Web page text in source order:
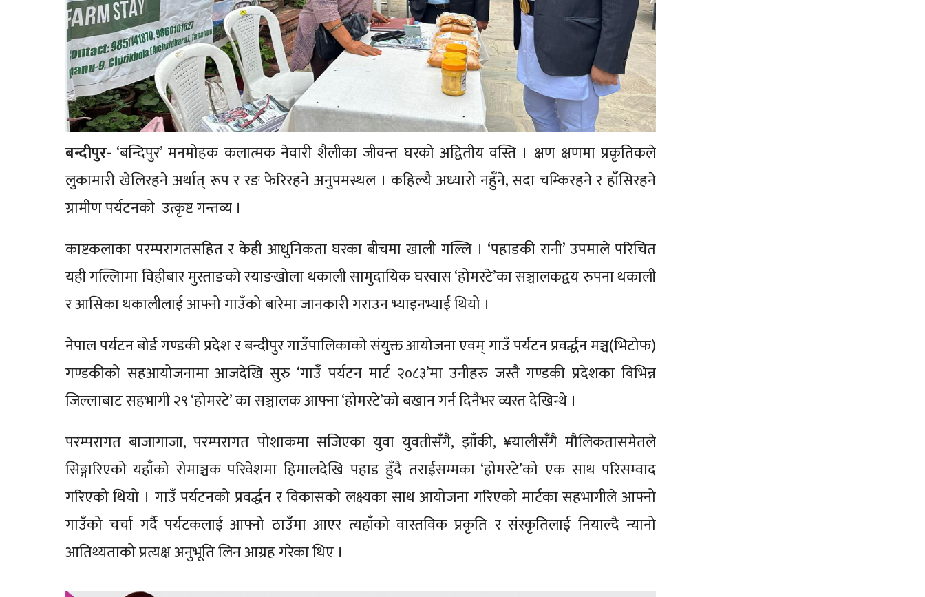
बन्दीपुर- ‘बन्दिपुर’ मनमोहक कलात्मक नेवारी शैलीका जीवन्त घरको अद्वितीय वस्ति । क्षण क्षणमा प्रकृतिकले
लुकामारी खेलिरहने अर्थात् रूप र रङ फेरिरहने अनुपमस्थल । कहिल्यै अध्यारो नहुँने, सदा चम्किरहने र हाँसिरहने
ग्रामीण पर्यटनको उत्कृष्ट गन्तव्य ।
काष्टकलाका परम्परागतसहित र केही आधुनिकता घरका बीचमा खाली गल्लि । ‘पहाडकी रानी’ उपमाले परिचित
यही गल्लिामा विहीबार मुस्ताङको स्याङखोला थकाली सामुदायिक घरवास ‘होमस्टे’का सञ्चालकद्वय रुपना थकाली
र आसिका थकालीलाई आफ्नो गाउँको बारेमा जानकारी गराउन भ्याइनभ्याई थियो ।
नेपाल पर्यटन बोर्ड गण्डकी प्रदेश र बन्दीपुर गाउँपालिकाको संयुुक्त आयोजना एवम् गाउँ पर्यटन प्रवर्द्धन मञ्च(भिटोफ)
गण्डकीको सहआयोजनामा आजदेखि सुरु ‘गाउँ पर्यटन मार्ट २०८३’मा उनीहरु जस्तै गण्डकी प्रदेशका विभिन्न
जिल्लाबाट सहभागी २९ ‘होमस्टे’ का सञ्चालक आफ्ना ‘होमस्टे’को बखान गर्न दिनैभर व्यस्त देखिन्थे ।
परम्परागत बाजागाजा, परम्परागत पोशाकमा सजिएका युवा युवतीसँगै, झाँकी, ¥यालीसँगै मौलिकतासमेतले
सिङ्गारिएको यहाँको रोमाञ्चक परिवेशमा हिमालदेखि पहाड हुँदै तराईसम्मका ‘होमस्टे’को एक साथ परिसम्वाद
गरिएको थियो । गाउँ पर्यटनको प्रवर्द्धन र विकासको लक्ष्यका साथ आयोजना गरिएको मार्टका सहभागीले आफ्नो
गाउँको चर्चा गर्दै पर्यटकलाई आफ्नो ठाउँमा आएर त्यहाँको वास्तविक प्रकृति र संस्कृतिलाई नियाल्दै न्यानो
आतिथ्यताको प्रत्यक्ष अनुभूति लिन आग्रह गरेका थिए ।